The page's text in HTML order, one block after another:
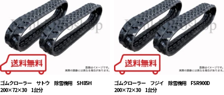
ゴムクローラー サトウ 除雪機用 SH85H
200×72×30 1台分
ゴムクローラー フジイ 除雪機用 FSR900D
200×72×30 1台分